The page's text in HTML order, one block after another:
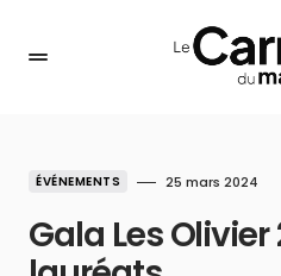
ÉVÉNEMENTS 25 mars 2024
Gala Les Olivier